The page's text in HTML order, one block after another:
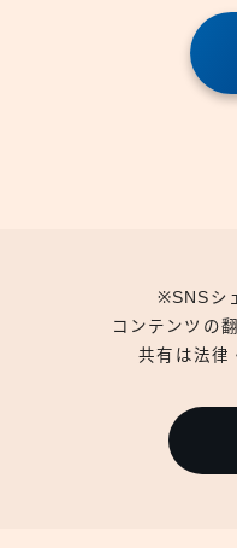
※SNSシ
コンテンツの
共有は法律